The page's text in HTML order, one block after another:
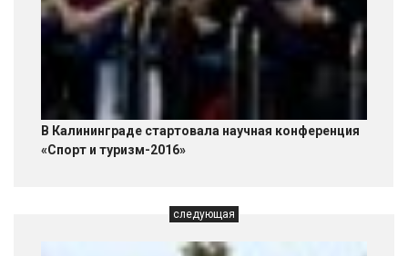
В Калининграде стартовала научная конференция
«Спорт и туризм-2016»
следующая